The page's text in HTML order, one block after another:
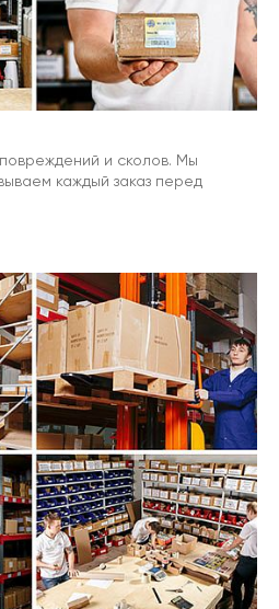
и сколов. Мы
каждый заказ перед